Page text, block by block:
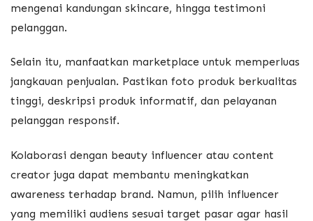
mengenai kandungan skincare, hingga testimoni
pelanggan.
Selain itu, manfaatkan marketplace untuk memperluas
jangkauan penjualan. Pastikan foto produk berkualitas
tinggi, deskripsi produk informatif, dan pelayanan
pelanggan responsif.
Kolaborasi dengan beauty influencer atau content
creator juga dapat membantu meningkatkan
awareness terhadap brand. Namun, pilih influencer
yang memiliki audiens sesuai target pasar agar hasil